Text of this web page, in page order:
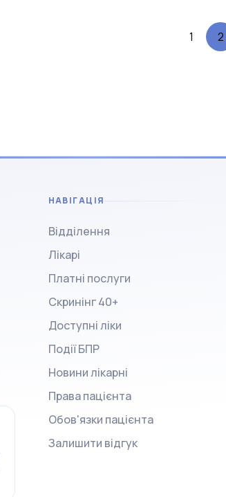
1 2
НАВІГАЦІЯ
Відділення
Лікарі
Платні послуги
Скринінг 40+
Доступні ліки
Події БПР
Новини лікарні
Права пацієнта
Обов'язки пацієнта
Залишити відгук